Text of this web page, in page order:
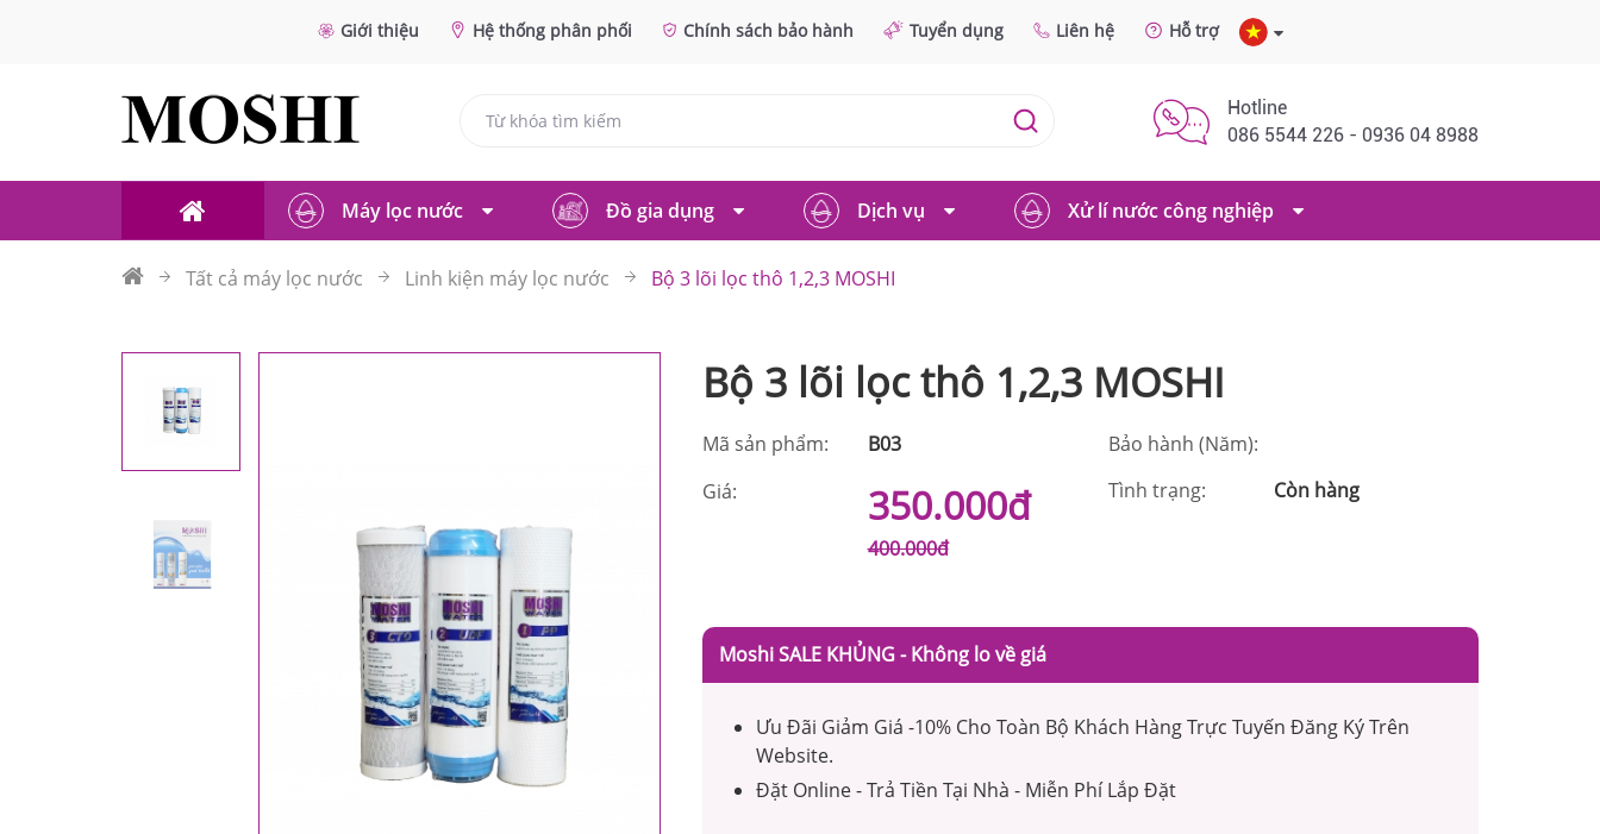
Giới thiệu Hệ thống phân phối Chính sách bảo hành Tuyển dụng Liên hệ Hỗ trợ
Hotline
086 5544 226 - 0936 04 8988
Máy lọc nước Đồ gia dụng Dịch vụ Xử lí nước công nghiệp
Tất cả máy lọc nước Linh kiện máy lọc nước Bộ 3 lõi lọc thô 1,2,3 MOSHI
Bộ 3 lõi lọc thô 1,2,3 MOSHI
Mã sản phẩm:
B03
Giá:
350.000đ
400.000đ
Bảo hành (Năm):
Tình trạng:
Còn hàng
Moshi SALE KHỦNG - Không lo về giá
Ưu Đãi Giảm Giá -10% Cho Toàn Bộ Khách Hàng Trực Tuyến Đăng Ký Trên
Website.
Đặt Online - Trả Tiền Tại Nhà - Miễn Phí Lắp Đặt